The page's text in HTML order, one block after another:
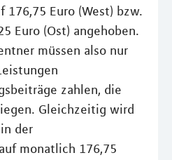
176,75 Euro (West) bzw.
Euro (Ost) angehoben.
müssen also nur
zahlen, die
Gleichzeitig wird
der
monatlich 176,75